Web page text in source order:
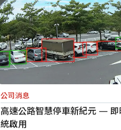
公司消息
高速公路智慧停車新紀元 — 即
統啟用